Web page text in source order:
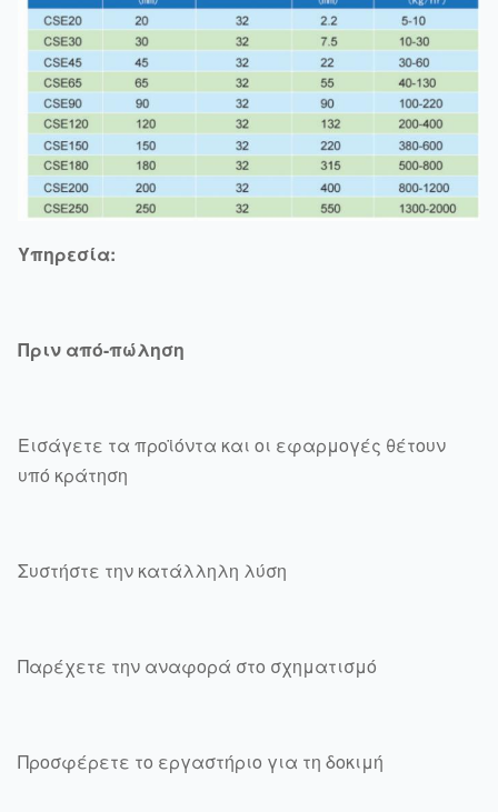
Υπηρεσία:
Πριν από-πώληση
Εισάγετε τα προϊόντα και οι εφαρμογές θέτουν
υπό κράτηση
Συστήστε την κατάλληλη λύση
Παρέχετε την αναφορά στο σχηματισμό
Προσφέρετε το εργαστήριο για τη δοκιμή